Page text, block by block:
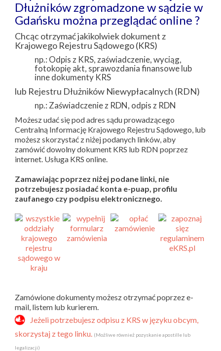
Dłużników zgromadzone w sądzie w
Gdańsku można przeglądać online ?
Chcąc otrzymać jakikolwiek dokument z
Krajowego Rejestru Sądowego (KRS)
np.: Odpis z KRS, zaświadczenie, wyciąg,
fotokopię akt, sprawozdania finansowe lub
inne dokumenty KRS
lub Rejestru Dłużników Niewypłacalnych (RDN)
np.: Zaświadczenie z RDN, odpis z RDN
Możesz udać się pod adres sądu prowadzącego
Centralną Informację Krajowego Rejestru Sądowego, lub
możesz skorzystać z niżej podanych linków, aby
zamówić dowolny dokument KRS lub RDN poprzez
internet. Usługa KRS online.
Zamawiając poprzez niżej podane linki, nie
potrzebujesz posiadać konta e-puap, profilu
zaufanego czy podpisu elektronicznego.
Zamówione dokumenty możesz otrzymać poprzez e-
mail, listem lub kurierem.
Jeżeli potrzebujesz odpisu z KRS w języku obcym,
skorzystaj z tego linku. (Możliwe również pozyskanie apostille lub
legalizacji)